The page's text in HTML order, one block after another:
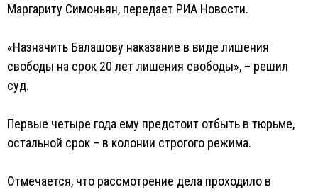
Маргариту Симоньян, передает РИА Новости.
«Назначить Балашову наказание в виде лишения
свободы на срок 20 лет лишения свободы», – решил
суд.
Первые четыре года ему предстоит отбыть в тюрьме,
остальной срок – в колонии строгого режима.
Отмечается, что рассмотрение дела проходило в